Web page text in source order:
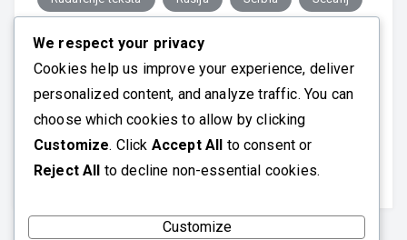
Transparentnost Turska udeo pobednika
USA Vremenske serije Vučić
We respect your privacy
Cookies help us improve your experience, deliver
personalized content, and analyze traffic. You can
choose which cookies to allow by clicking
Customize. Click Accept All to consent or
Reject All to decline non-essential cookies.
Customize